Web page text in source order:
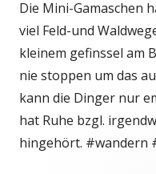
Die Mini-Gamaschen
viel Feld-und
kleinem gefinssel am
nie stoppen um das
kann die Dinger nur
hat Ruhe bzgl.
hingehört. #wandern